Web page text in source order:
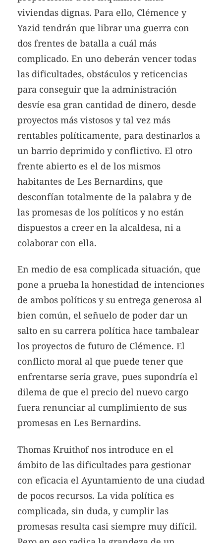
viviendas dignas. Para ello, Clémence y
Yazid tendrán que librar una guerra con
dos frentes de batalla a cuál más
complicado. En uno deberán vencer todas
las dificultades, obstáculos y reticencias
para conseguir que la administración
desvíe esa gran cantidad de dinero, desde
proyectos más vistosos y tal vez más
rentables políticamente, para destinarlos a
un barrio deprimido y conflictivo. El otro
frente abierto es el de los mismos
habitantes de Les Bernardins, que
desconfían totalmente de la palabra y de
las promesas de los políticos y no están
dispuestos a creer en la alcaldesa, ni a
colaborar con ella.
En medio de esa complicada situación, que
pone a prueba la honestidad de intenciones
de ambos políticos y su entrega generosa al
bien común, el señuelo de poder dar un
salto en su carrera política hace tambalear
los proyectos de futuro de Clémence. El
conflicto moral al que puede tener que
enfrentarse sería grave, pues supondría el
dilema de que el precio del nuevo cargo
fuera renunciar al cumplimiento de sus
promesas en Les Bernardins.
Thomas Kruithof nos introduce en el
ámbito de las dificultades para gestionar
con eficacia el Ayuntamiento de una ciudad
de pocos recursos. La vida política es
complicada, sin duda, y cumplir las
promesas resulta casi siempre muy difícil.